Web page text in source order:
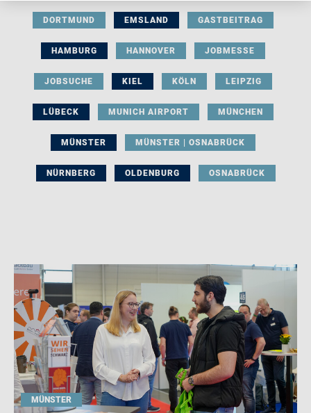
DORTMUND EMSLAND GASTBEITRAG
HAMBURG HANNOVER JOBMESSE
JOBSUCHE KIEL KÖLN LEIPZIG
LÜBECK MUNICH AIRPORT MÜNCHEN
MÜNSTER MÜNSTER | OSNABRÜCK
NÜRNBERG OLDENBURG OSNABRÜCK
MÜNSTER